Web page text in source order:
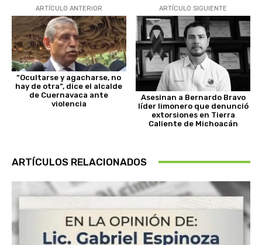
ARTÍCULO ANTERIOR
“Ocultarse y agacharse, no
hay de otra”, dice el alcalde
de Cuernavaca ante
violencia
ARTÍCULO SIGUIENTE
Asesinan a Bernardo Bravo
líder limonero que denunció
extorsiones en Tierra
Caliente de Michoacán
ARTÍCULOS RELACIONADOS